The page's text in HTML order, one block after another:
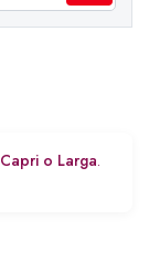
o Larga.